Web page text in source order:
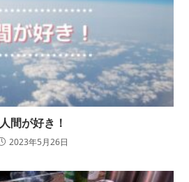
人間が好き！
2023年5月26日